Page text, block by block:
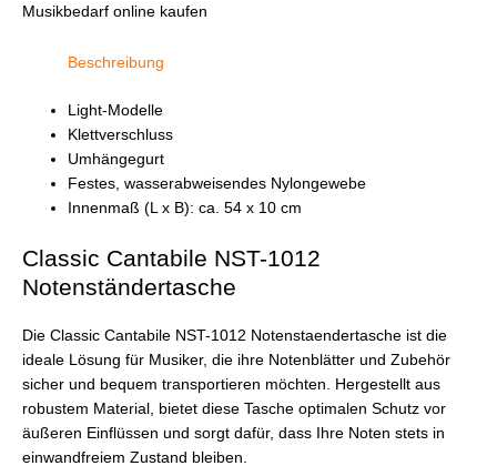
Musikbedarf online kaufen
Beschreibung
Light-Modelle
Klettverschluss
Umhängegurt
Festes, wasserabweisendes Nylongewebe
Innenmaß (L x B): ca. 54 x 10 cm
Classic Cantabile NST-1012
Notenständertasche
Die Classic Cantabile NST-1012 Notenstaendertasche ist die
ideale Lösung für Musiker, die ihre Notenblätter und Zubehör
sicher und bequem transportieren möchten. Hergestellt aus
robustem Material, bietet diese Tasche optimalen Schutz vor
äußeren Einflüssen und sorgt dafür, dass Ihre Noten stets in
einwandfreiem Zustand bleiben.